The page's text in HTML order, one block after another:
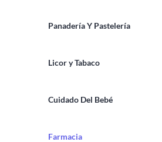
Panadería Y Pastelería
Licor y Tabaco
Cuidado Del Bebé
Farmacia